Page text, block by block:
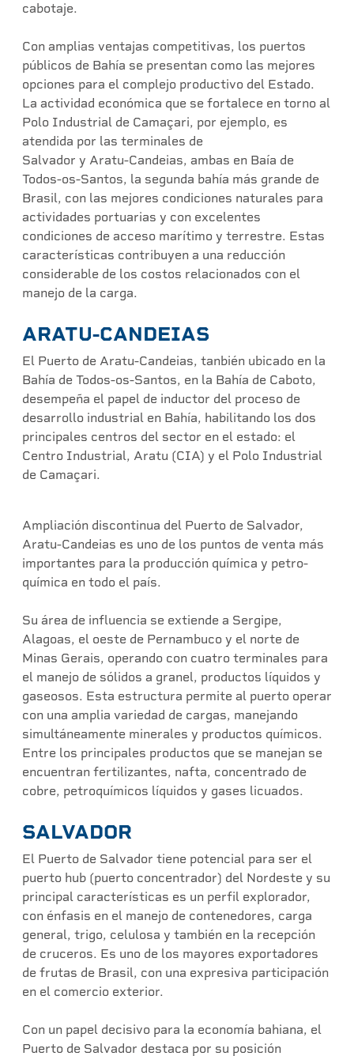
cabotaje.
Con amplias ventajas competitivas, los puertos
públicos de Bahía se presentan como las mejores
opciones para el complejo productivo del Estado.
La actividad económica que se fortalece en torno al
Polo Industrial de Camaçari, por ejemplo, es
atendida por las terminales de
Salvador y Aratu-Candeias, ambas en Baía de
Todos-os-Santos, la segunda bahía más grande de
Brasil, con las mejores condiciones naturales para
actividades portuarias y con excelentes
condiciones de acceso marítimo y terrestre. Estas
características contribuyen a una reducción
considerable de los costos relacionados con el
manejo de la carga.
ARATU-CANDEIAS
El Puerto de Aratu-Candeias, tanbién ubicado en la
Bahía de Todos-os-Santos, en la Bahía de Caboto,
desempeña el papel de inductor del proceso de
desarrollo industrial en Bahía, habilitando los dos
principales centros del sector en el estado: el
Centro Industrial, Aratu (CIA) y el Polo Industrial
de Camaçari.
Ampliación discontinua del Puerto de Salvador,
Aratu-Candeias es uno de los puntos de venta más
importantes para la producción química y petro-
química en todo el país.
Su área de influencia se extiende a Sergipe,
Alagoas, el oeste de Pernambuco y el norte de
Minas Gerais, operando con cuatro terminales para
el manejo de sólidos a granel, productos líquidos y
gaseosos. Esta estructura permite al puerto operar
con una amplia variedad de cargas, manejando
simultáneamente minerales y productos químicos.
Entre los principales productos que se manejan se
encuentran fertilizantes, nafta, concentrado de
cobre, petroquímicos líquidos y gases licuados.
SALVADOR
El Puerto de Salvador tiene potencial para ser el
puerto hub (puerto concentrador) del Nordeste y su
principal características es un perfil explorador,
con énfasis en el manejo de contenedores, carga
general, trigo, celulosa y también en la recepción
de cruceros. Es uno de los mayores exportadores
de frutas de Brasil, con una expresiva participación
en el comercio exterior.
Con un papel decisivo para la economía bahiana, el
Puerto de Salvador destaca por su posición